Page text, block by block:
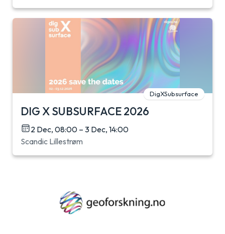
DigXSubsurface
DIG X SUBSURFACE 2026
2 Dec, 08:00 – 3 Dec, 14:00
Scandic Lillestrøm